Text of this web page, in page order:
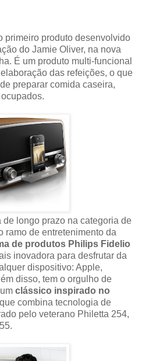
primeiro produto desenvolvido
do Jamie Oliver, na nova
É um produto multi-funcional
das refeições, o que
preparar comida caseira,
longo prazo na categoria de
ramo de entretenimento da
de produtos Philips Fidelio
inovadora para desfrutar da
dispositivo: Apple,
disso, tem o orgulho de
clássico inspirado no
combina tecnologia de
pelo veterano Philetta 254,